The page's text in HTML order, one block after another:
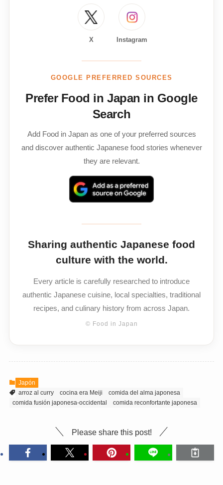
X Instagram
GOOGLE PREFERRED SOURCES
Prefer Food in Japan in Google
Search
Add Food in Japan as one of your preferred sources
and discover authentic Japanese food stories whenever
they are relevant.
Sharing authentic Japanese food
culture with the world.
Every article is carefully researched to introduce
authentic Japanese cuisine, local specialties, traditional
recipes, and culinary history from across Japan.
© Food in Japan
Japón
arroz al curry
cocina era Meiji
comida del alma japonesa
comida fusión japonesa-occidental
comida reconfortante japonesa
Please share this post!